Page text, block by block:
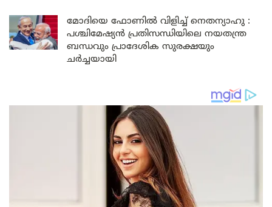
മോദിയെ ഫോണിൽ വിളിച്ച് നെതന്യാഹു :
പശ്ചിമേഷ്യൻ പ്രതിസന്ധിയിലെ നയതന്ത്ര
ബന്ധവും പ്രാദേശിക സുരക്ഷയും
ചർച്ചയായി